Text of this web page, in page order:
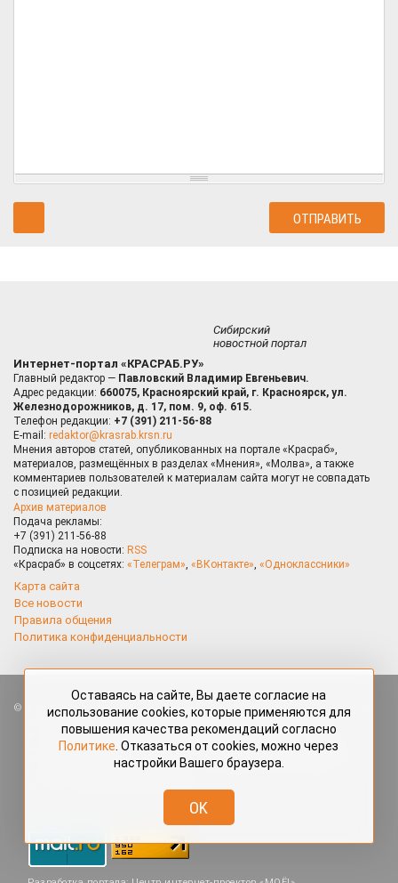
Сибирский
новостной портал
Интернет-портал «КРАСРАБ.РУ»
Главный редактор — Павловский Владимир Евгеньевич.
Адрес редакции: 660075, Красноярский край, г. Красноярск, ул.
Железнодорожников, д. 17, пом. 9, оф. 615.
Телефон редакции: +7 (391) 211-56-88
E-mail: redaktor@krasrab.krsn.ru
Мнения авторов статей, опубликованных на портале «Красраб»,
материалов, размещённых в разделах «Мнения», «Молва», а также
комментариев пользователей к материалам сайта могут не совпадать
с позицией редакции.
Архив материалов
Подача рекламы:
+7 (391) 211-56-88
Подписка на новости: RSS
«Красраб» в соцсетях: «Телеграм», «ВКонтакте», «Одноклассники»
Карта сайта
Все новости
Правила общения
Политика конфиденциальности
Все права защищены. Любые материалы, размещённые на портале
«Красраб.ру» сотрудниками редакции, нештатными авторами
и читателями, являются объектами авторского права. Полное или
частичное использование материалов, размещённых на портале
«Красраб.ру», допускается только с письменного согласия редакции
redaktor@krasrab.krsn.ru.
Оставаясь на сайте, Вы даете согласие на
использование cookies, которые применяются для
повышения качества рекомендаций согласно
Политике . Отказаться от cookies, можно через
настройки Вашего браузера.
OK